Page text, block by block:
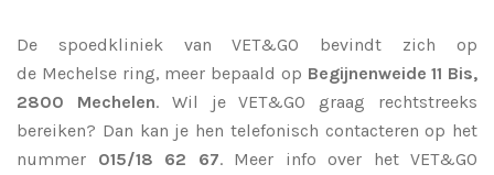
De spoedkliniek van VET&GO bevindt zich op
de Mechelse ring, meer bepaald op Begijnenweide 11 Bis,
2800 Mechelen.
Wil je VET&GO graag rechtstreeks
bereiken? Dan kan je hen telefonisch contacteren op het
nummer 015/18 62 67. Meer info over het VET&GO